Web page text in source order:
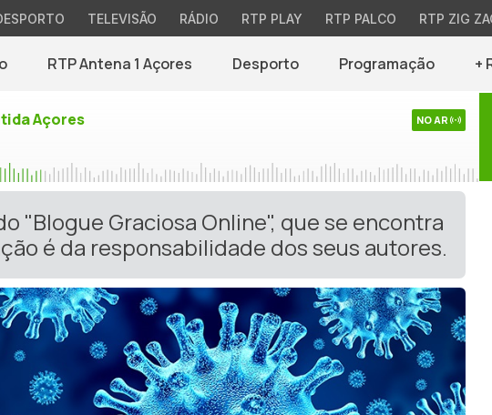
TELEVISÃO RÁDIO RTP PLAY RTP PALCO RTP ZIG
RTP Antena 1 Açores Desporto Programação +
Açores NO AR
"Blogue Graciosa Online", que se encontra
é da responsabilidade dos seus autores.